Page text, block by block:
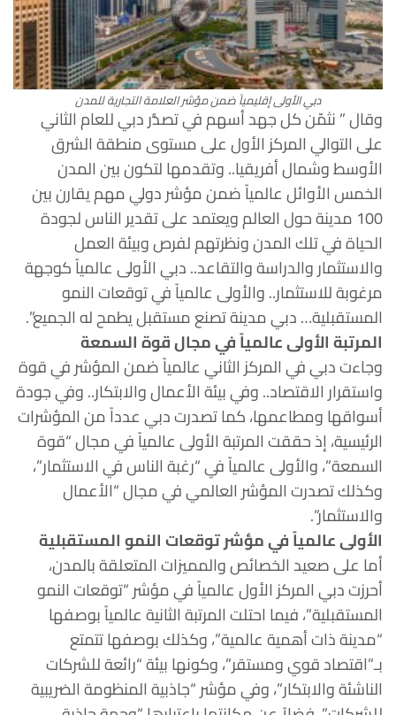
دبي الأولى إقليمياً ضمن مؤشر العلامة التجارية للمدن
وقال ” نثمّن كل جهد أسهم في تصدُّر دبي للعام الثاني
على التوالي المركز الأول على مستوى منطقة الشرق
الأوسط وشمال أفريقيا.. وتقدمها لتكون بين المدن
الخمس الأوائل عالمياً ضمن مؤشر دولي مهم يقارن بين
100 مدينة حول العالم ويعتمد على تقدير الناس لجودة
الحياة في تلك المدن ونظرتهم لفرص وبيئة العمل
والاستثمار والدراسة والتقاعد.. دبي الأولى عالمياً كوجهة
مرغوبة للاستثمار.. والأولى عالمياً في توقعات النمو
المستقبلية… دبي مدينة تصنع مستقبل يطمح له الجميع”.
المرتبة الأولى عالمياً في مجال قوة السمعة
وجاءت دبي في المركز الثاني عالمياً ضمن المؤشر في قوة
واستقرار الاقتصاد.. وفي بيئة الأعمال والابتكار.. وفي جودة
أسواقها ومطاعمها، كما تصدرت دبي عدداً من المؤشرات
الرئيسية، إذ حققت المرتبة الأولى عالمياً في مجال “قوة
السمعة”، والأولى عالمياً في “رغبة الناس في الاستثمار”،
وكذلك تصدرت المؤشر العالمي في مجال “الأعمال
والاستثمار”.
الأولى عالمياً في مؤشر توقعات النمو المستقبلية
أما على صعيد الخصائص والمميزات المتعلقة بالمدن،
أحرزت دبي المركز الأول عالمياً في مؤشر “توقعات النمو
المستقبلية”، فيما احتلت المرتبة الثانية عالمياً بوصفها
“مدينة ذات أهمية عالمية”، وكذلك بوصفها تتمتع
بـ”اقتصاد قوي ومستقر”، وكونها بيئة “رائعة للشركات
الناشئة والابتكار”، وفي مؤشر “جاذبية المنظومة الضريبية